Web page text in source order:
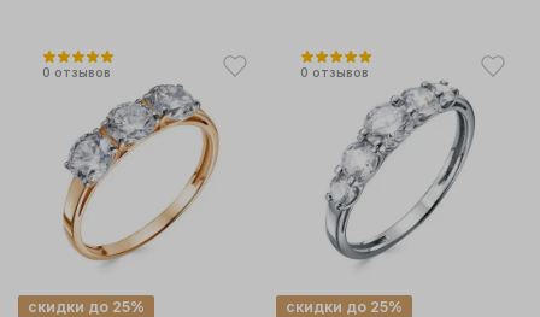
0 отзывов
скидки до 25%
0 отзывов
скидки до 25%